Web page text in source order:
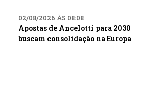
02/08/2026 ÀS 08:08
Apostas de Ancelotti para 2030
buscam consolidação na Europa